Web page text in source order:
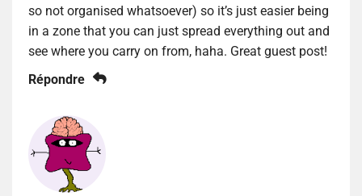
so not organised whatsoever) so it’s just easier being
in a zone that you can just spread everything out and
see where you carry on from, haha. Great guest post!
Répondre